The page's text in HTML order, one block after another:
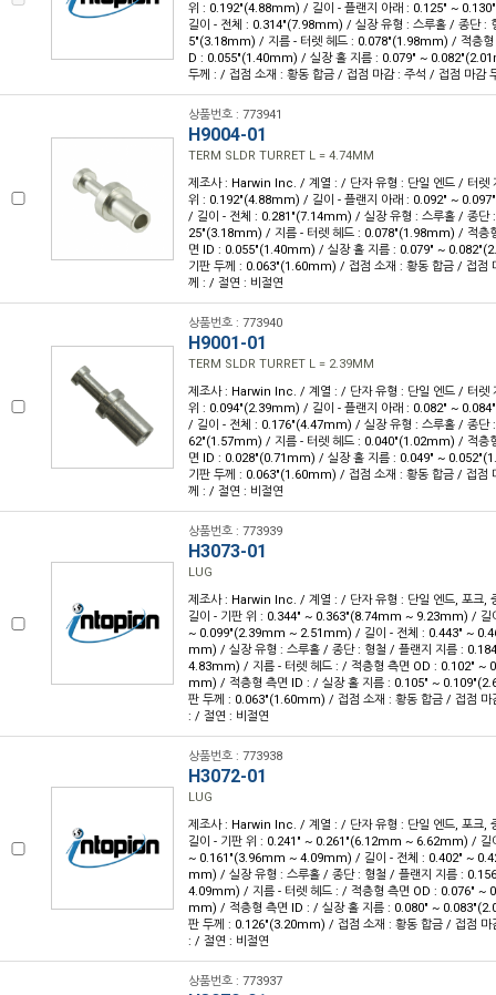
위 : 0.192"(4.88mm) / 길이 - 플랜지 아래 : 0.125" ~
길이 - 전체 : 0.314"(7.98mm) / 실장 유형 : 스루홀 / 종단 :
5"(3.18mm) / 지름 - 터렛 헤드 : 0.078"(1.98mm) / 적층형
D : 0.055"(1.40mm) / 실장 홀 지름 : 0.079" ~
두께 : / 접점 소재 : 황동 합금 / 접점 마감 : 주석 / 접점 마감
상품번호 : 773941
H9004-01
TERM SLDR TURRET L = 4.74MM
제조사 : Harwin Inc. / 계열 : / 단자 유형 : 단일 엔드 / 터렛
위 : 0.192"(4.88mm) / 길이 - 플랜지 아래 : 0.092" ~
/ 길이 - 전체 : 0.281"(7.14mm) / 실장 유형 : 스루홀 / 종단
25"(3.18mm) / 지름 - 터렛 헤드 : 0.078"(1.98mm) / 적층
면 ID : 0.055"(1.40mm) / 실장 홀 지름 : 0.079" ~
기판 두께 : 0.063"(1.60mm) / 접점 소재 : 황동 합금 / 접점
께 : / 절연 : 비절연
상품번호 : 773940
H9001-01
TERM SLDR TURRET L = 2.39MM
제조사 : Harwin Inc. / 계열 : / 단자 유형 : 단일 엔드 / 터렛
위 : 0.094"(2.39mm) / 길이 - 플랜지 아래 : 0.082" ~
/ 길이 - 전체 : 0.176"(4.47mm) / 실장 유형 : 스루홀 / 종단
62"(1.57mm) / 지름 - 터렛 헤드 : 0.040"(1.02mm) / 적층
면 ID : 0.028"(0.71mm) / 실장 홀 지름 : 0.049" ~
기판 두께 : 0.063"(1.60mm) / 접점 소재 : 황동 합금 / 접점
께 : / 절연 : 비절연
상품번호 : 773939
H3073-01
LUG
제조사 : Harwin Inc. / 계열 : / 단자 유형 : 단일 엔드, 포크,
길이 - 기판 위 : 0.344" ~ 0.363"(8.74mm ~ 9.23mm) / 길
~ 0.099"(2.39mm ~ 2.51mm) / 길이 - 전체 : 0.443" ~
mm) / 실장 유형 : 스루홀 / 종단 : 형철 / 플랜지 지름 :
4.83mm) / 지름 - 터렛 헤드 : / 적층형 측면 OD : 0.102" ~
mm) / 적층형 측면 ID : / 실장 홀 지름 : 0.105" ~
판 두께 : 0.063"(1.60mm) / 접점 소재 : 황동 합금 / 접점 마
: / 절연 : 비절연
상품번호 : 773938
H3072-01
LUG
제조사 : Harwin Inc. / 계열 : / 단자 유형 : 단일 엔드, 포크,
길이 - 기판 위 : 0.241" ~ 0.261"(6.12mm ~ 6.62mm) / 길
~ 0.161"(3.96mm ~ 4.09mm) / 길이 - 전체 : 0.402" ~
mm) / 실장 유형 : 스루홀 / 종단 : 형철 / 플랜지 지름 :
4.09mm) / 지름 - 터렛 헤드 : / 적층형 측면 OD : 0.076" ~
mm) / 적층형 측면 ID : / 실장 홀 지름 : 0.080" ~
판 두께 : 0.126"(3.20mm) / 접점 소재 : 황동 합금 / 접점 마
: / 절연 : 비절연
상품번호 : 773937